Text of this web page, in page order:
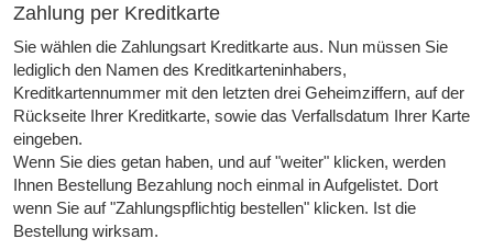
Zahlung per Kreditkarte
Sie wählen die Zahlungsart Kreditkarte aus. Nun müssen Sie
lediglich den Namen des Kreditkarteninhabers,
Kreditkartennummer mit den letzten drei Geheimziffern, auf der
Rückseite Ihrer Kreditkarte, sowie das Verfallsdatum Ihrer Karte
eingeben.
Wenn Sie dies getan haben, und auf "weiter" klicken, werden
Ihnen Bestellung Bezahlung noch einmal in Aufgelistet. Dort
wenn Sie auf "Zahlungspflichtig bestellen" klicken. Ist die
Bestellung wirksam.